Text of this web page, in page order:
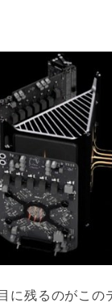
に残るのがこの